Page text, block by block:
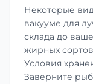
Некоторые
вакууме для
склада до
жирных
Условия
Заверните